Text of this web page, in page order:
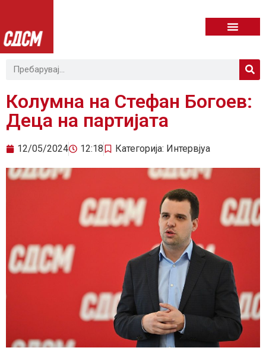
Колумна на Стефан Богоев:
Деца на партијата
12/05/2024 12:18 Категорија: Интервјуа